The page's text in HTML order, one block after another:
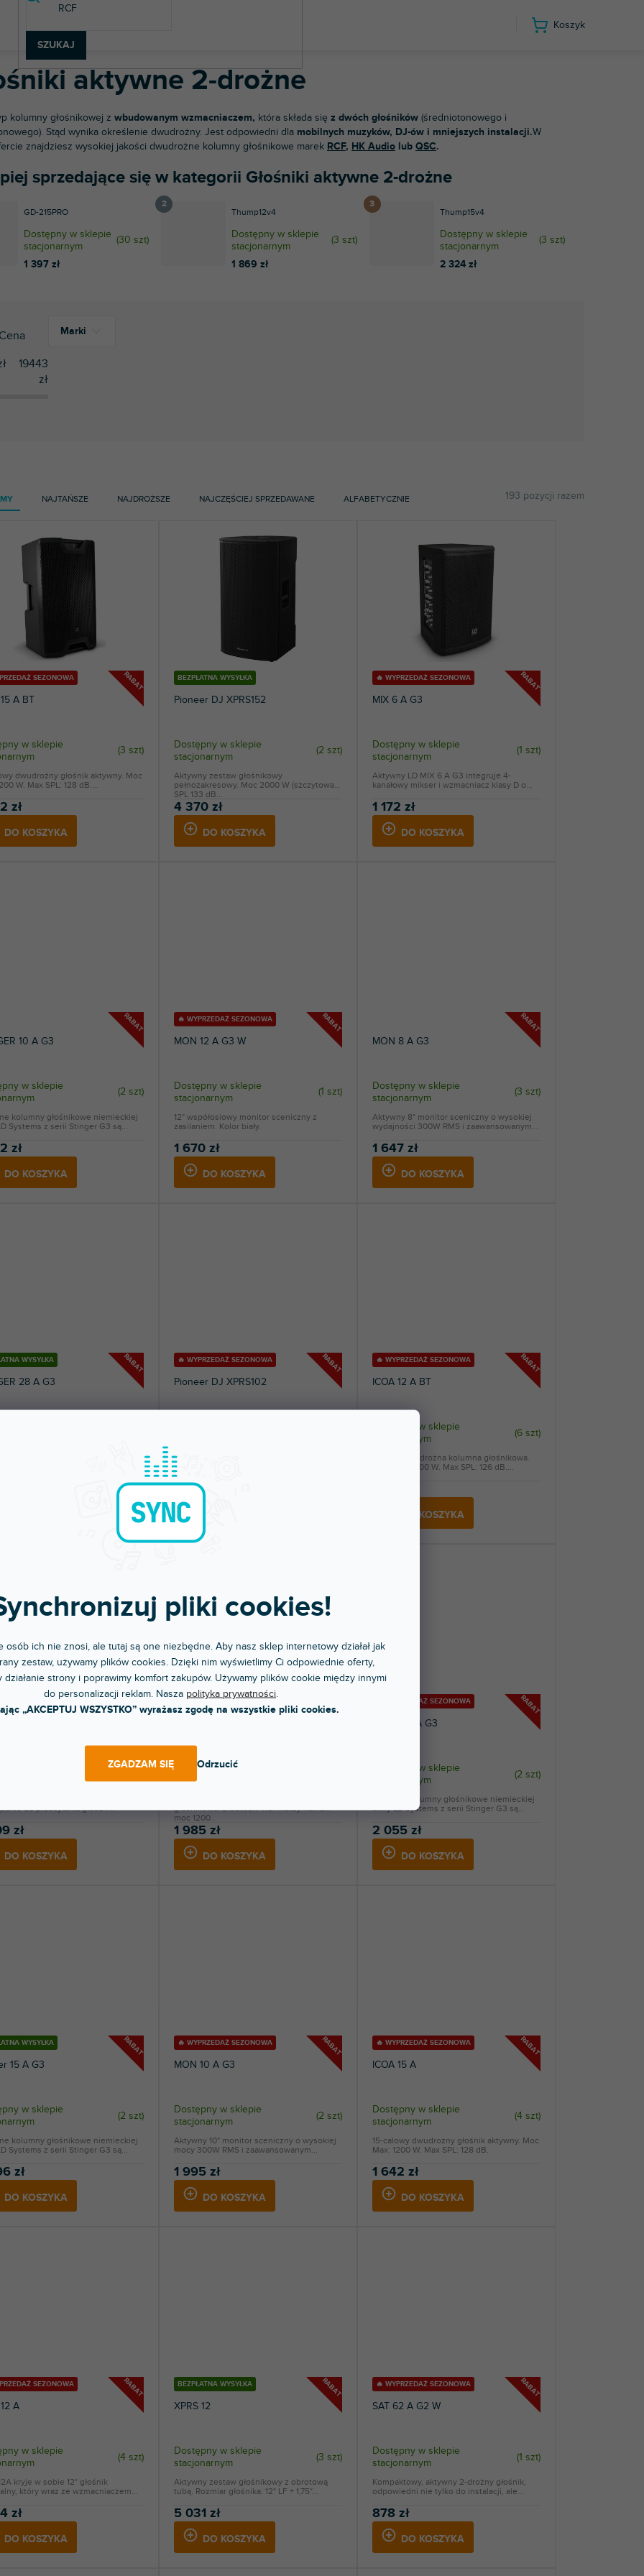
pliki cookies!
osób ich nie znosi, ale tutaj są one niezbędne. Aby nasz sklep internetowy działał jak
zestaw, używamy plików cookies. Dzięki nim wyświetlimy Ci odpowiednie oferty,
działanie strony i poprawimy komfort zakupów. Używamy plików cookie między innymi
do personalizacji reklam. Nasza polityka prywatności.
„AKCEPTUJ WSZYSTKO” wyrażasz zgodę na wszystkie pliki cookies.
Odrzucić
ZGADZAM SIĘ
SZUKAJ
Koszyk
dźwięku
aktywne 2-drożne
kolumny głośnikowej z wbudowanym wzmacniaczem, która składa się z dwóch głośników (średniotonowego i
Stąd wynika określenie dwudrożny. Jest odpowiedni dla mobilnych muzyków, DJ-ów i mniejszych instalacji.W
znajdziesz wysokiej jakości dwudrożne kolumny głośnikowe marek RCF, HK Audio lub QSC.
sprzedające się w kategorii Głośniki aktywne 2-drożne
GD-215PRO
Dostępny w sklepie
stacjonarnym
(30 szt)
1 397 zł
Thump12v4
Dostępny w sklepie
stacjonarnym
(3 szt)
1 869 zł
Thump15v4
Dostępny w sklepie
stacjonarnym
(3 szt)
2 324 zł
NAJTAŃSZE NAJDROŻSZE NAJCZĘŚCIEJ SPRZEDAWANE ALFABETYCZNIE 193 pozycji razem
Cena
19443
zł
Marki
EAW
HK Audio
JBL Professional
LD Systems
Mackie22
2
Pioneer DJ | AlphaTheta7
RABAT
SEZONOWA
A BT
w sklepie
(3 szt)
zł
DO KOSZYKA
dwudrożny głośnik aktywny. Moc
W. Max SPL: 128 dB....
BEZPŁATNA WYSYŁKA
Pioneer DJ XPRS152
Dostępny w sklepie
stacjonarnym
(2 szt)
4 370 zł
DO KOSZYKA
Aktywny zestaw głośnikowy
pełnozakresowy. Moc 2000 W (szczytowa),
SPL 133 dB...
RABAT
🔥 WYPRZEDAŻ SEZONOWA
MIX 6 A G3
Dostępny w sklepie
stacjonarnym
(1 szt)
1 172 zł
DO KOSZYKA
Aktywny LD MIX 6 A G3 integruje 4-
kanałowy mikser i wzmacniacz klasy D o...
RABAT
10 A G3
w sklepie
(2 szt)
zł
DO KOSZYKA
kolumny głośnikowe niemieckiej
Systems z serii Stinger G3 są...
RABAT
🔥 WYPRZEDAŻ SEZONOWA
MON 12 A G3 W
Dostępny w sklepie
stacjonarnym
(1 szt)
1 670 zł
DO KOSZYKA
12" współosiowy monitor sceniczny z
zasilaniem. Kolor biały.
RABAT
MON 8 A G3
Dostępny w sklepie
stacjonarnym
(3 szt)
1 647 zł
DO KOSZYKA
Aktywny 8" monitor sceniczny o wysokiej
wydajności 300W RMS i zaawansowanym...
RABAT
WYSYŁKA
28 A G3
RABAT
🔥 WYPRZEDAŻ SEZONOWA
Pioneer DJ XPRS102
2 786 zł
10-calowy 2-drożny aktywny zestaw
głośnikowy. Moc szczytowa: 2000W.
Zakres...
RABAT
🔥 WYPRZEDAŻ SEZONOWA
ICOA 12 A BT
Dostępny w sklepie
stacjonarnym
(6 szt)
DO KOSZYKA
12-calowa 2-drożna kolumna głośnikowa.
Moc Max: 1200 W. Max SPL: 126 dB....
RABAT
SEZONOWA
zł
DO KOSZYKA
do przesyłania głosu i...
RABAT
🔥 WYPRZEDAŻ SEZONOWA
Dostępny w sklepie
stacjonarnym
1 985 zł
DO KOSZYKA
głośnikowa. Bluetooh 4.0. Maksymalna
moc 1200...
RABAT
🔥 WYPRZEDAŻ SEZONOWA
Stinger 8 A G3
Dostępny w sklepie
stacjonarnym
(2 szt)
2 055 zł
DO KOSZYKA
Aktywne kolumny głośnikowe niemieckiej
firmy LD Systems z serii Stinger G3 są...
RABAT
WYSYŁKA
15 A G3
w sklepie
(2 szt)
zł
DO KOSZYKA
kolumny głośnikowe niemieckiej
Systems z serii Stinger G3 są...
RABAT
🔥 WYPRZEDAŻ SEZONOWA
MON 10 A G3
Dostępny w sklepie
stacjonarnym
(2 szt)
1 995 zł
DO KOSZYKA
Aktywny 10" monitor sceniczny o wysokiej
mocy 300W RMS i zaawansowanym...
RABAT
🔥 WYPRZEDAŻ SEZONOWA
ICOA 15 A
Dostępny w sklepie
stacjonarnym
(4 szt)
1 642 zł
DO KOSZYKA
15-calowy dwudrożny głośnik aktywny. Moc
Max: 1200 W. Max SPL: 128 dB.
RABAT
SEZONOWA
A
w sklepie
(4 szt)
zł
DO KOSZYKA
kryje w sobie 12" głośnik
który wraz ze wzmacniaczem...
RABAT
BEZPŁATNA WYSYŁKA
XPRS 12
Dostępny w sklepie
stacjonarnym
(3 szt)
5 031 zł
DO KOSZYKA
Aktywny zestaw głośnikowy z obrotową
tubą. Rozmiar głośnika: 12" LF + 1,75"...
RABAT
🔥 WYPRZEDAŻ SEZONOWA
SAT 62 A G2 W
Dostępny w sklepie
stacjonarnym
(1 szt)
878 zł
DO KOSZYKA
Kompaktowy, aktywny 2-drożny głośnik,
odpowiedni nie tylko do instalacji, ale...